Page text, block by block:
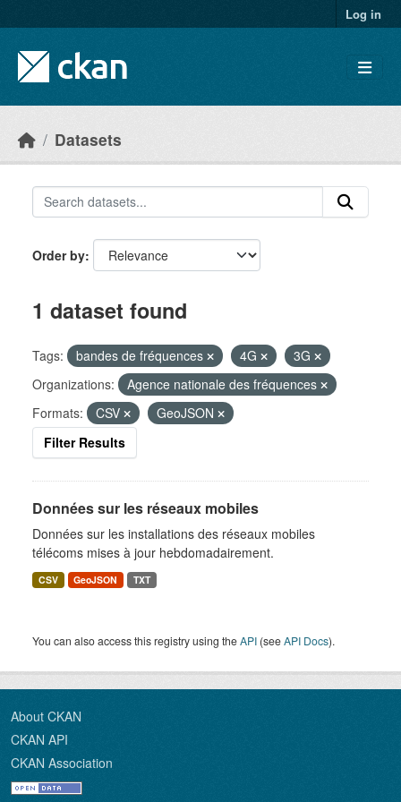
Log in
Datasets
Order by
1 dataset found
Tags: bandes de fréquences 4G
3G
Organizations:
Agence nationale des fréquences
Formats:
CSV
GeoJSON
Filter Results
Données sur les réseaux mobiles
Données sur les installations des réseaux mobiles
télécoms mises à jour hebdomadairement.
CSV GeoJSON TXT
You can also access this registry using theAPI (seeAPI Docs).
About CKAN
CKAN API
CKAN Association